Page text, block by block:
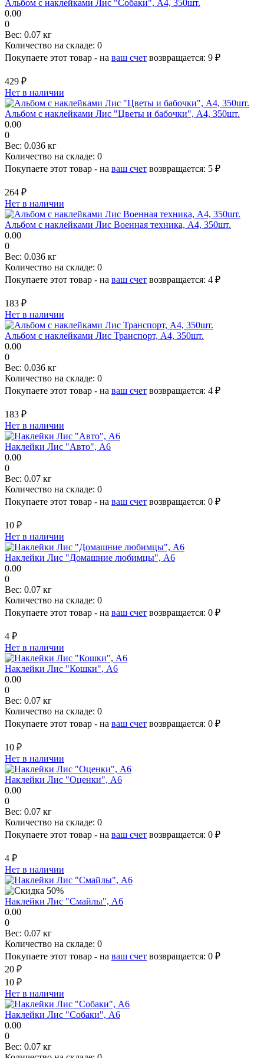
Альбом с наклейками Лис "Собаки", A4, 350шт.
0.00
0
Вес: 0.07 кг
Количество на складе: 0
Покупаете этот товар - на ваш счет возвращается: 9 ₽
429 ₽
Нет в наличии
Альбом с наклейками Лис "Цветы и бабочки", A4, 350шт.
0.00
0
Вес: 0.036 кг
Количество на складе: 0
Покупаете этот товар - на ваш счет возвращается: 5 ₽
264 ₽
Нет в наличии
Альбом с наклейками Лис Военная техника, A4, 350шт.
0.00
0
Вес: 0.036 кг
Количество на складе: 0
Покупаете этот товар - на ваш счет возвращается: 4 ₽
183 ₽
Нет в наличии
Альбом с наклейками Лис Транспорт, A4, 350шт.
0.00
0
Вес: 0.036 кг
Количество на складе: 0
Покупаете этот товар - на ваш счет возвращается: 4 ₽
183 ₽
Нет в наличии
Наклейки Лис "Авто", A6
0.00
0
Вес: 0.07 кг
Количество на складе: 0
Покупаете этот товар - на ваш счет возвращается: 0 ₽
10 ₽
Нет в наличии
Наклейки Лис "Домашние любимцы", A6
0.00
0
Вес: 0.07 кг
Количество на складе: 0
Покупаете этот товар - на ваш счет возвращается: 0 ₽
4 ₽
Нет в наличии
Наклейки Лис "Кошки", A6
0.00
0
Вес: 0.07 кг
Количество на складе: 0
Покупаете этот товар - на ваш счет возвращается: 0 ₽
10 ₽
Нет в наличии
Наклейки Лис "Оценки", A6
0.00
0
Вес: 0.07 кг
Количество на складе: 0
Покупаете этот товар - на ваш счет возвращается: 0 ₽
4 ₽
Нет в наличии
Наклейки Лис "Смайлы", A6
0.00
0
Вес: 0.07 кг
Количество на складе: 0
Покупаете этот товар - на ваш счет возвращается: 0 ₽
20 ₽
10 ₽
Нет в наличии
Наклейки Лис "Собаки", A6
0.00
0
Вес: 0.07 кг